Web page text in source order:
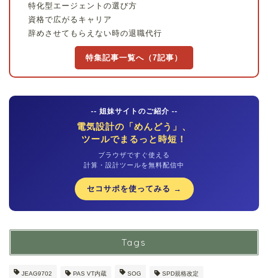
特化型エージェントの選び方
資格で広がるキャリア
辞めさせてもらえない時の退職代行
特集記事一覧へ（7記事）
-- 姐妹サイトのご紹介 --
電気設計の「めんどう」、
ツールでまるっと時短！
ブラウザですぐ使える
計算・設計ツールを無料配信中
セコサポを使ってみる →
Tags
JEAG9702 PAS VT内蔵 SOG SPD規格改定